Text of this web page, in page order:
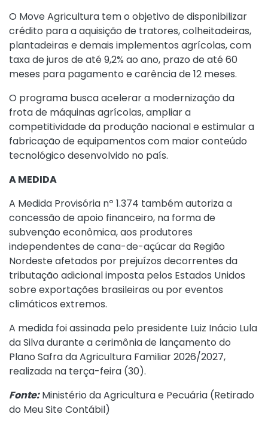
O Move Agricultura tem o objetivo de disponibilizar
crédito para a aquisição de tratores, colheitadeiras,
plantadeiras e demais implementos agrícolas, com
taxa de juros de até 9,2% ao ano, prazo de até 60
meses para pagamento e carência de 12 meses.
O programa busca acelerar a modernização da
frota de máquinas agrícolas, ampliar a
competitividade da produção nacional e estimular a
fabricação de equipamentos com maior conteúdo
tecnológico desenvolvido no país.
A MEDIDA
A Medida Provisória nº 1.374 também autoriza a
concessão de apoio financeiro, na forma de
subvenção econômica, aos produtores
independentes de cana-de-açúcar da Região
Nordeste afetados por prejuízos decorrentes da
tributação adicional imposta pelos Estados Unidos
sobre exportações brasileiras ou por eventos
climáticos extremos.
A medida foi assinada pelo presidente Luiz Inácio Lula
da Silva durante a cerimônia de lançamento do
Plano Safra da Agricultura Familiar 2026/2027,
realizada na terça-feira (30).
Fonte:Ministério da Agricultura e Pecuária (Retirado
do Meu Site Contábil)